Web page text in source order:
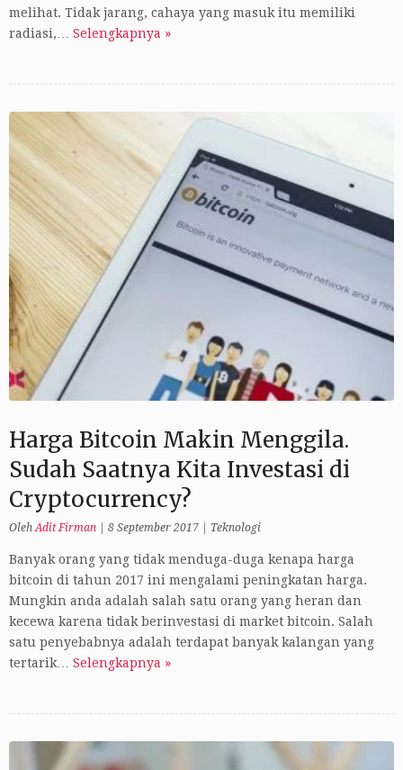
melihat. Tidak jarang, cahaya yang masuk itu memiliki
radiasi,… Selengkapnya »
Harga Bitcoin Makin Menggila.
Sudah Saatnya Kita Investasi di
Cryptocurrency?
OlehAdit Firman 8 September 2017 Teknologi
Banyak orang yang tidak menduga-duga kenapa harga
bitcoin di tahun 2017 ini mengalami peningkatan harga.
Mungkin anda adalah salah satu orang yang heran dan
kecewa karena tidak berinvestasi di market bitcoin. Salah
satu penyebabnya adalah terdapat banyak kalangan yang
tertarik… Selengkapnya »